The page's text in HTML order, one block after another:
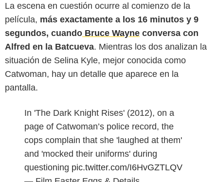
La escena en cuestión ocurre al comienzo de la
película, más exactamente a los 16 minutos y 9
segundos, cuando Bruce Wayne conversa con
Alfred en la Batcueva. Mientras los dos analizan la
situación de Selina Kyle, mejor conocida como
Catwoman, hay un detalle que aparece en la
pantalla.
In 'The Dark Knight Rises' (2012), on a
page of Catwoman’s police record, the
cops complain that she 'laughed at them'
and 'mocked their uniforms' during
questioning pic.twitter.com/I6HvGZTLQV